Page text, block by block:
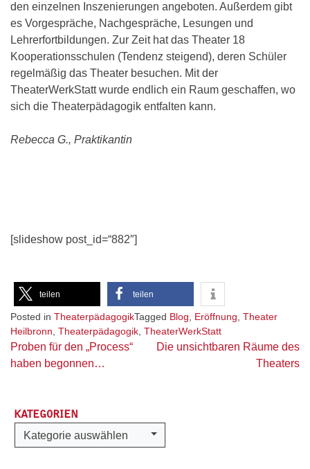
den einzelnen Inszenierungen angeboten. Außerdem gibt
es Vorgespräche, Nachgespräche, Lesungen und
Lehrerfortbildungen. Zur Zeit hat das Theater 18
Kooperationsschulen (Tendenz steigend), deren Schüler
regelmäßig das Theater besuchen. Mit der
TheaterWerkStatt wurde endlich ein Raum geschaffen, wo
sich die Theaterpädagogik entfalten kann.
Rebecca G., Praktikantin
[slideshow post_id=“882″]
teilen teilen
Posted in TheaterpädagogikTagged Blog Eröffnung Theater
Heilbronn Theaterpädagogik TheaterWerkStatt
Beitragsnavigation
Proben für den „Process“
haben begonnen…
Die unsichtbaren Räume des
Theaters
KATEGORIEN
Kategorien
Kategorie auswählen